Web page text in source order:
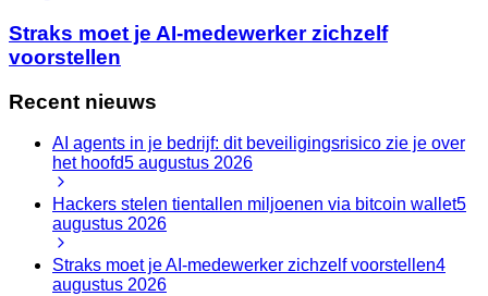
Straks moet je AI-medewerker zichzelf
voorstellen
Recent nieuws
AI agents in je bedrijf: dit beveiligingsrisico zie je over
het hoofd5 augustus 2026
Hackers stelen tientallen miljoenen via bitcoin wallet5
augustus 2026
Straks moet je AI-medewerker zichzelf voorstellen4
augustus 2026